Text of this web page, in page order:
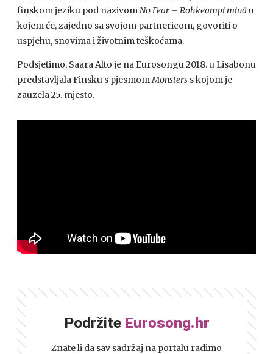
finskom jeziku pod nazivomNo Fear – Rohkeampi minäu
kojem će, zajedno sa svojom partnericom, govoriti o
uspjehu, snovima i životnim teškoćama.
Podsjetimo, Saara Alto je na Eurosongu 2018. u Lisabonu
predstavljala Finsku s pjesmomMonsters s kojom je
zauzela 25. mjesto.
Podržite Eurosong.hr
Znate li da sav sadržaj na portalu radimo